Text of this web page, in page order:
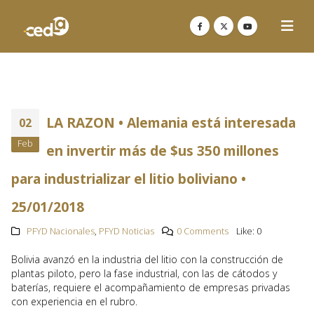
02
Feb
LA RAZON • Alemania está interesada
en invertir más de $us 350 millones
para industrializar el litio boliviano •
25/01/2018
PFYD Nacionales, PFYD Noticias 0 Comments Like: 0
Bolivia avanzó en la industria del litio con la construcción de
plantas piloto, pero la fase industrial, con las de cátodos y
baterías, requiere el acompañamiento de empresas privadas
con experiencia en el rubro.